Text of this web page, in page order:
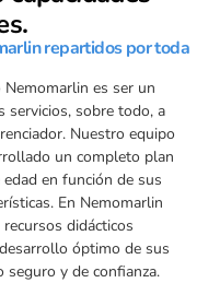
repartidos por toda
es ser un
servicios, sobre todo, a
Nuestro equipo
un completo plan
en función de sus
En Nemomarlin
didácticos
óptimo de sus
seguro y de confianza.